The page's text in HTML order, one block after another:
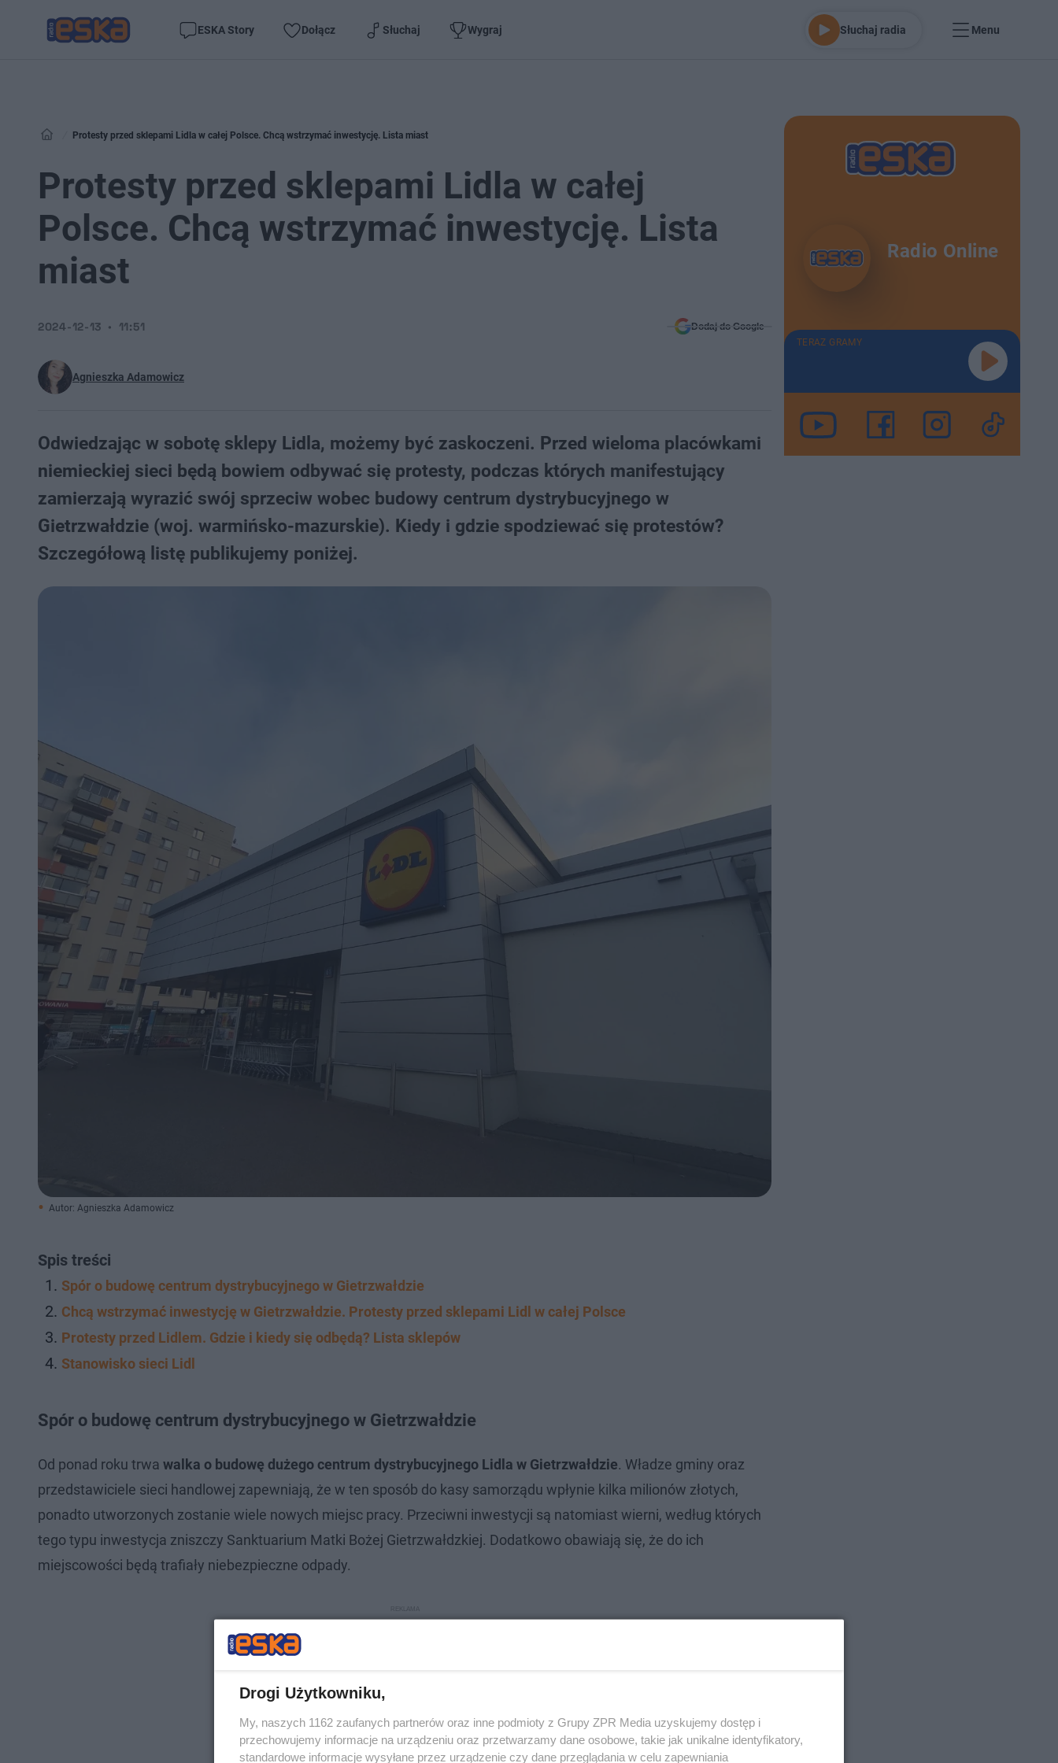
ESKA Story Dołącz Słuchaj Wygraj Słuchaj radia Menu
Protesty przed sklepami Lidla w całej Polsce. Chcą wstrzymać inwestycję. Lista miast
Protesty przed sklepami Lidla w całej
Polsce. Chcą wstrzymać inwestycję. Lista
miast
Agnieszka Adamowicz
2024-12-13 11:51 Dodaj do Google
Odwiedzając w sobotę sklepy Lidla, możemy być zaskoczeni. Przed wieloma placówkami
niemieckiej sieci będą bowiem odbywać się protesty, podczas których manifestujący
zamierzają wyrazić swój sprzeciw wobec budowy centrum dystrybucyjnego w
Gietrzwałdzie (woj. warmińsko-mazurskie). Kiedy i gdzie spodziewać się protestów?
Szczegółową listę publikujemy poniżej.
Autor: Agnieszka Adamowicz
Spis treści
Spór o budowę centrum dystrybucyjnego w Gietrzwałdzie
Chcą wstrzymać inwestycję w Gietrzwałdzie. Protesty przed sklepami Lidl w całej Polsce
Protesty przed Lidlem. Gdzie i kiedy się odbędą? Lista sklepów
Stanowisko sieci Lidl
Spór o budowę centrum dystrybucyjnego w Gietrzwałdzie
Od ponad roku trwa walka o budowę dużego centrum dystrybucyjnego Lidla w Gietrzwałdzie. Władze gminy oraz
przedstawiciele sieci handlowej zapewniają, że w ten sposób do kasy samorządu wpłynie kilka milionów złotych,
ponadto utworzonych zostanie wiele nowych miejsc pracy. Przeciwni inwestycji są natomiast wierni, według których
tego typu inwestycja zniszczy Sanktuarium Matki Bożej Gietrzwałdzkiej. Dodatkowo obawiają się, że do ich
miejscowości będą trafiały niebezpieczne odpady.
Radio Online
TERAZ GRAMY
Drogi Użytkowniku,
My, naszych 1162 zaufanych partnerów oraz inne podmioty z Grupy ZPR Media uzyskujemy dostęp i
przechowujemy informacje na urządzeniu oraz przetwarzamy dane osobowe, takie jak unikalne identyfikatory,
standardowe informacje wysyłane przez urządzenie czy dane przeglądania w celu zapewniania